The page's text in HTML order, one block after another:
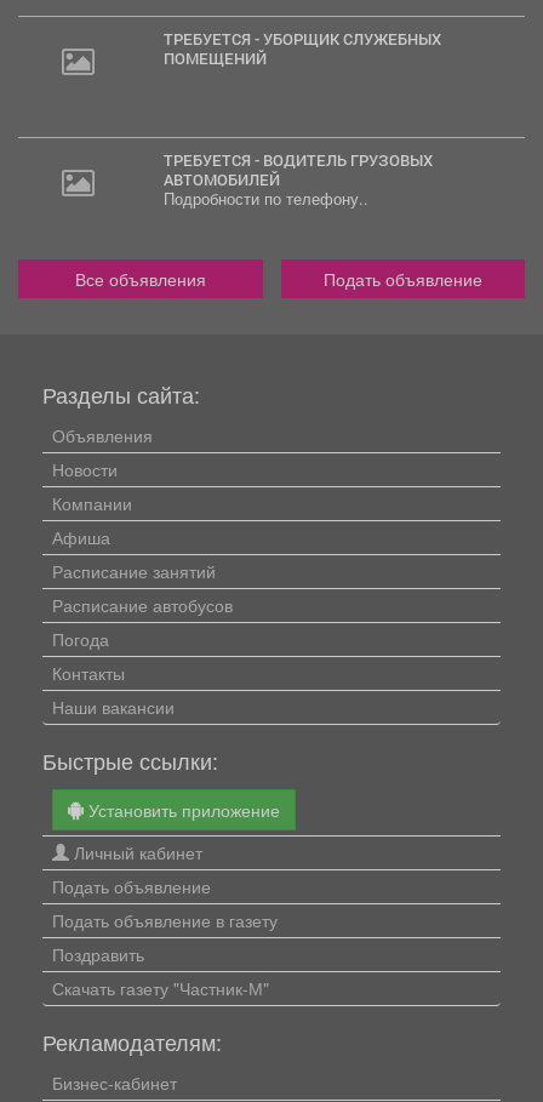
ТРЕБУЕТСЯ - УБОРЩИК СЛУЖЕБНЫХ
ПОМЕЩЕНИЙ
ТРЕБУЕТСЯ - ВОДИТЕЛЬ ГРУЗОВЫХ
АВТОМОБИЛЕЙ
Подробности по телефону..
Все объявления Подать объявление
Разделы сайта:
Объявления
Новости
Компании
Афиша
Расписание занятий
Расписание автобусов
Погода
Контакты
Наши вакансии
Быстрые ссылки:
Установить приложение
Личный кабинет
Подать объявление
Подать объявление в газету
Поздравить
Скачать газету "Частник-М"
Рекламодателям:
Бизнес-кабинет